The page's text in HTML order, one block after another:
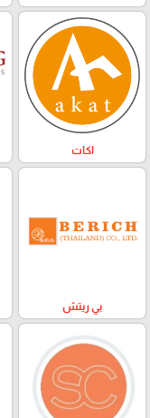
اكات
بي ريتش